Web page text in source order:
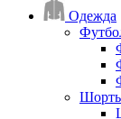
Одежда